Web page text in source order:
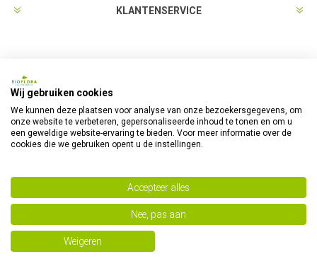
KLANTENSERVICE
LEGAAL VERKOOPPUNT
BETAALMOGELIJKHEDEN
Wij gebruiken cookies
We kunnen deze plaatsen voor analyse van onze bezoekersgegevens, om
onze website te verbeteren, gepersonaliseerde inhoud te tonen en om u
een geweldige website-ervaring te bieden. Voor meer informatie over de
cookies die we gebruiken opent u de instellingen.
Accepteer alles
Nee, pas aan
Weigeren